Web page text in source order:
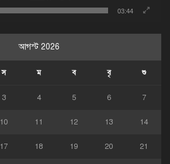
03:44
আগস্ট 2026
স ম ব বৃ শু
3 4 5 6 7
10 11 12 13 14
17 18 19 20 21